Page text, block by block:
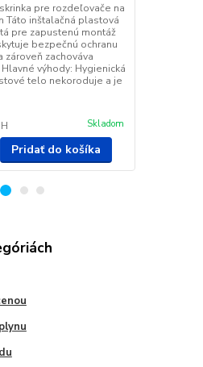
pre rozdeľovače na
Táto inštalačná plastová
pre zapustenú montáž
bezpečnú ochranu
zachováva
výhody: Hygienická
telo nekoroduje a je
Skladom
Pridať do košíka